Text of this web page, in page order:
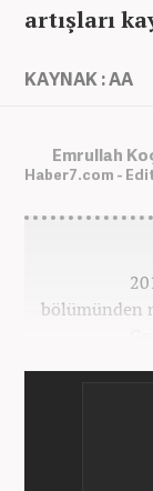
artışları
KAYNAK : AA
Emrullah
Haber7.com -
bölümünden